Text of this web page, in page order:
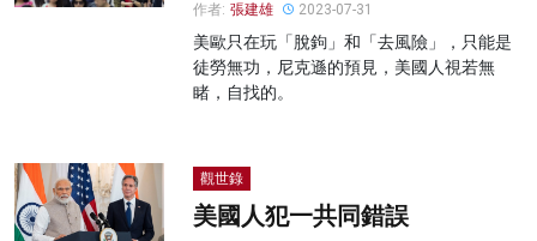
作者: 張建雄 2023-07-31
美歐只在玩「脫鉤」和「去風險」，只能是
徒勞無功，尼克遜的預見，美國人視若無
睹，自找的。
觀世錄
美國人犯一共同錯誤